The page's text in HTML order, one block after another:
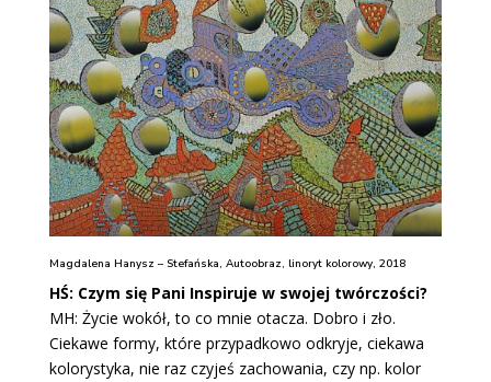
Magdalena Hanysz – Stefańska, Autoobraz, linoryt kolorowy, 2018
HŚ: Czym się Pani Inspiruje w swojej twórczości?
MH: Życie wokół, to co mnie otacza. Dobro i zło.
Ciekawe formy, które przypadkowo odkryje, ciekawa
kolorystyka, nie raz czyjeś zachowania, czy np. kolor